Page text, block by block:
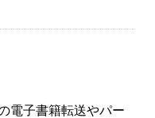
電子書籍転送やパー